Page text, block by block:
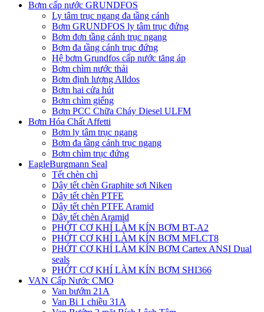
Bơm cấp nước GRUNDFOS
Ly tâm trục ngang đa tầng cánh
Bơm GRUNDFOS ly tâm trục đứng
Bơm đơn tầng cánh trục ngang
Bơm đa tầng cánh trục đứng
Hệ bơm Grundfos cấp nước tăng áp
Bơm chìm nước thải
Bơm định lượng Alldos
Bơm hai cửa hút
Bơm chìm giếng
Bơm PCC Chữa Cháy Diesel ULFM
Bơm Hóa Chất Affetti
Bơm ly tâm trục ngang
Bơm đa tầng cánh trục ngang
Bơm chìm trục đứng
EagleBurgmann Seal
Tết chèn chì
Dây tết chèn Graphite sợi Niken
Dây tết chèn PTFE
Dây tết chèn PTFE Aramid
Dây tết chèn Aramid
PHỚT CƠ KHÍ LÀM KÍN BƠM BT-A2
PHỚT CƠ KHÍ LÀM KÍN BƠM MFLCT8
PHỚT CƠ KHÍ LÀM KÍN BƠM Cartex ANSI Dual
seals
PHỚT CƠ KHÍ LÀM KÍN BƠM SHI366
VAN Cấp Nước CMO
Van bướm 21A
Van Bi 1 chiều 31A